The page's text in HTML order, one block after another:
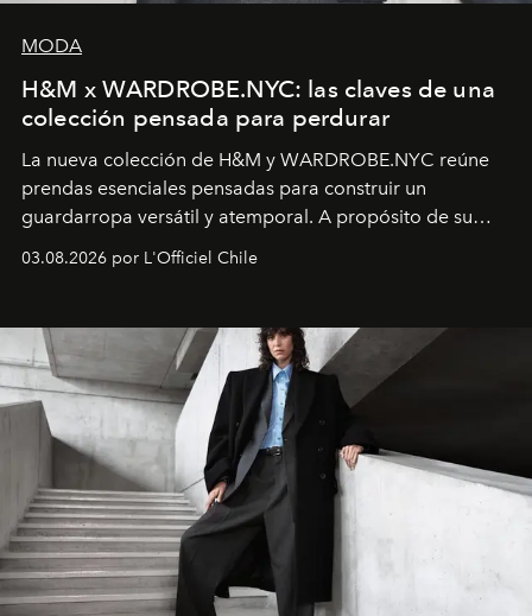
MODA
H&M x WARDROBE.NYC: las claves de una
colección pensada para perdurar
La nueva colección de H&M y WARDROBE.NYC reúne
prendas esenciales pensadas para construir un
guardarropa versátil y atemporal. A propósito de su
lanzamiento, los fundadores de la firma neoyorquina y
la asesora creativa y jefa de diseño global de la marca
y la filosofía detrás de la propuesta.
03.08.2026 por L'Officiel Chile